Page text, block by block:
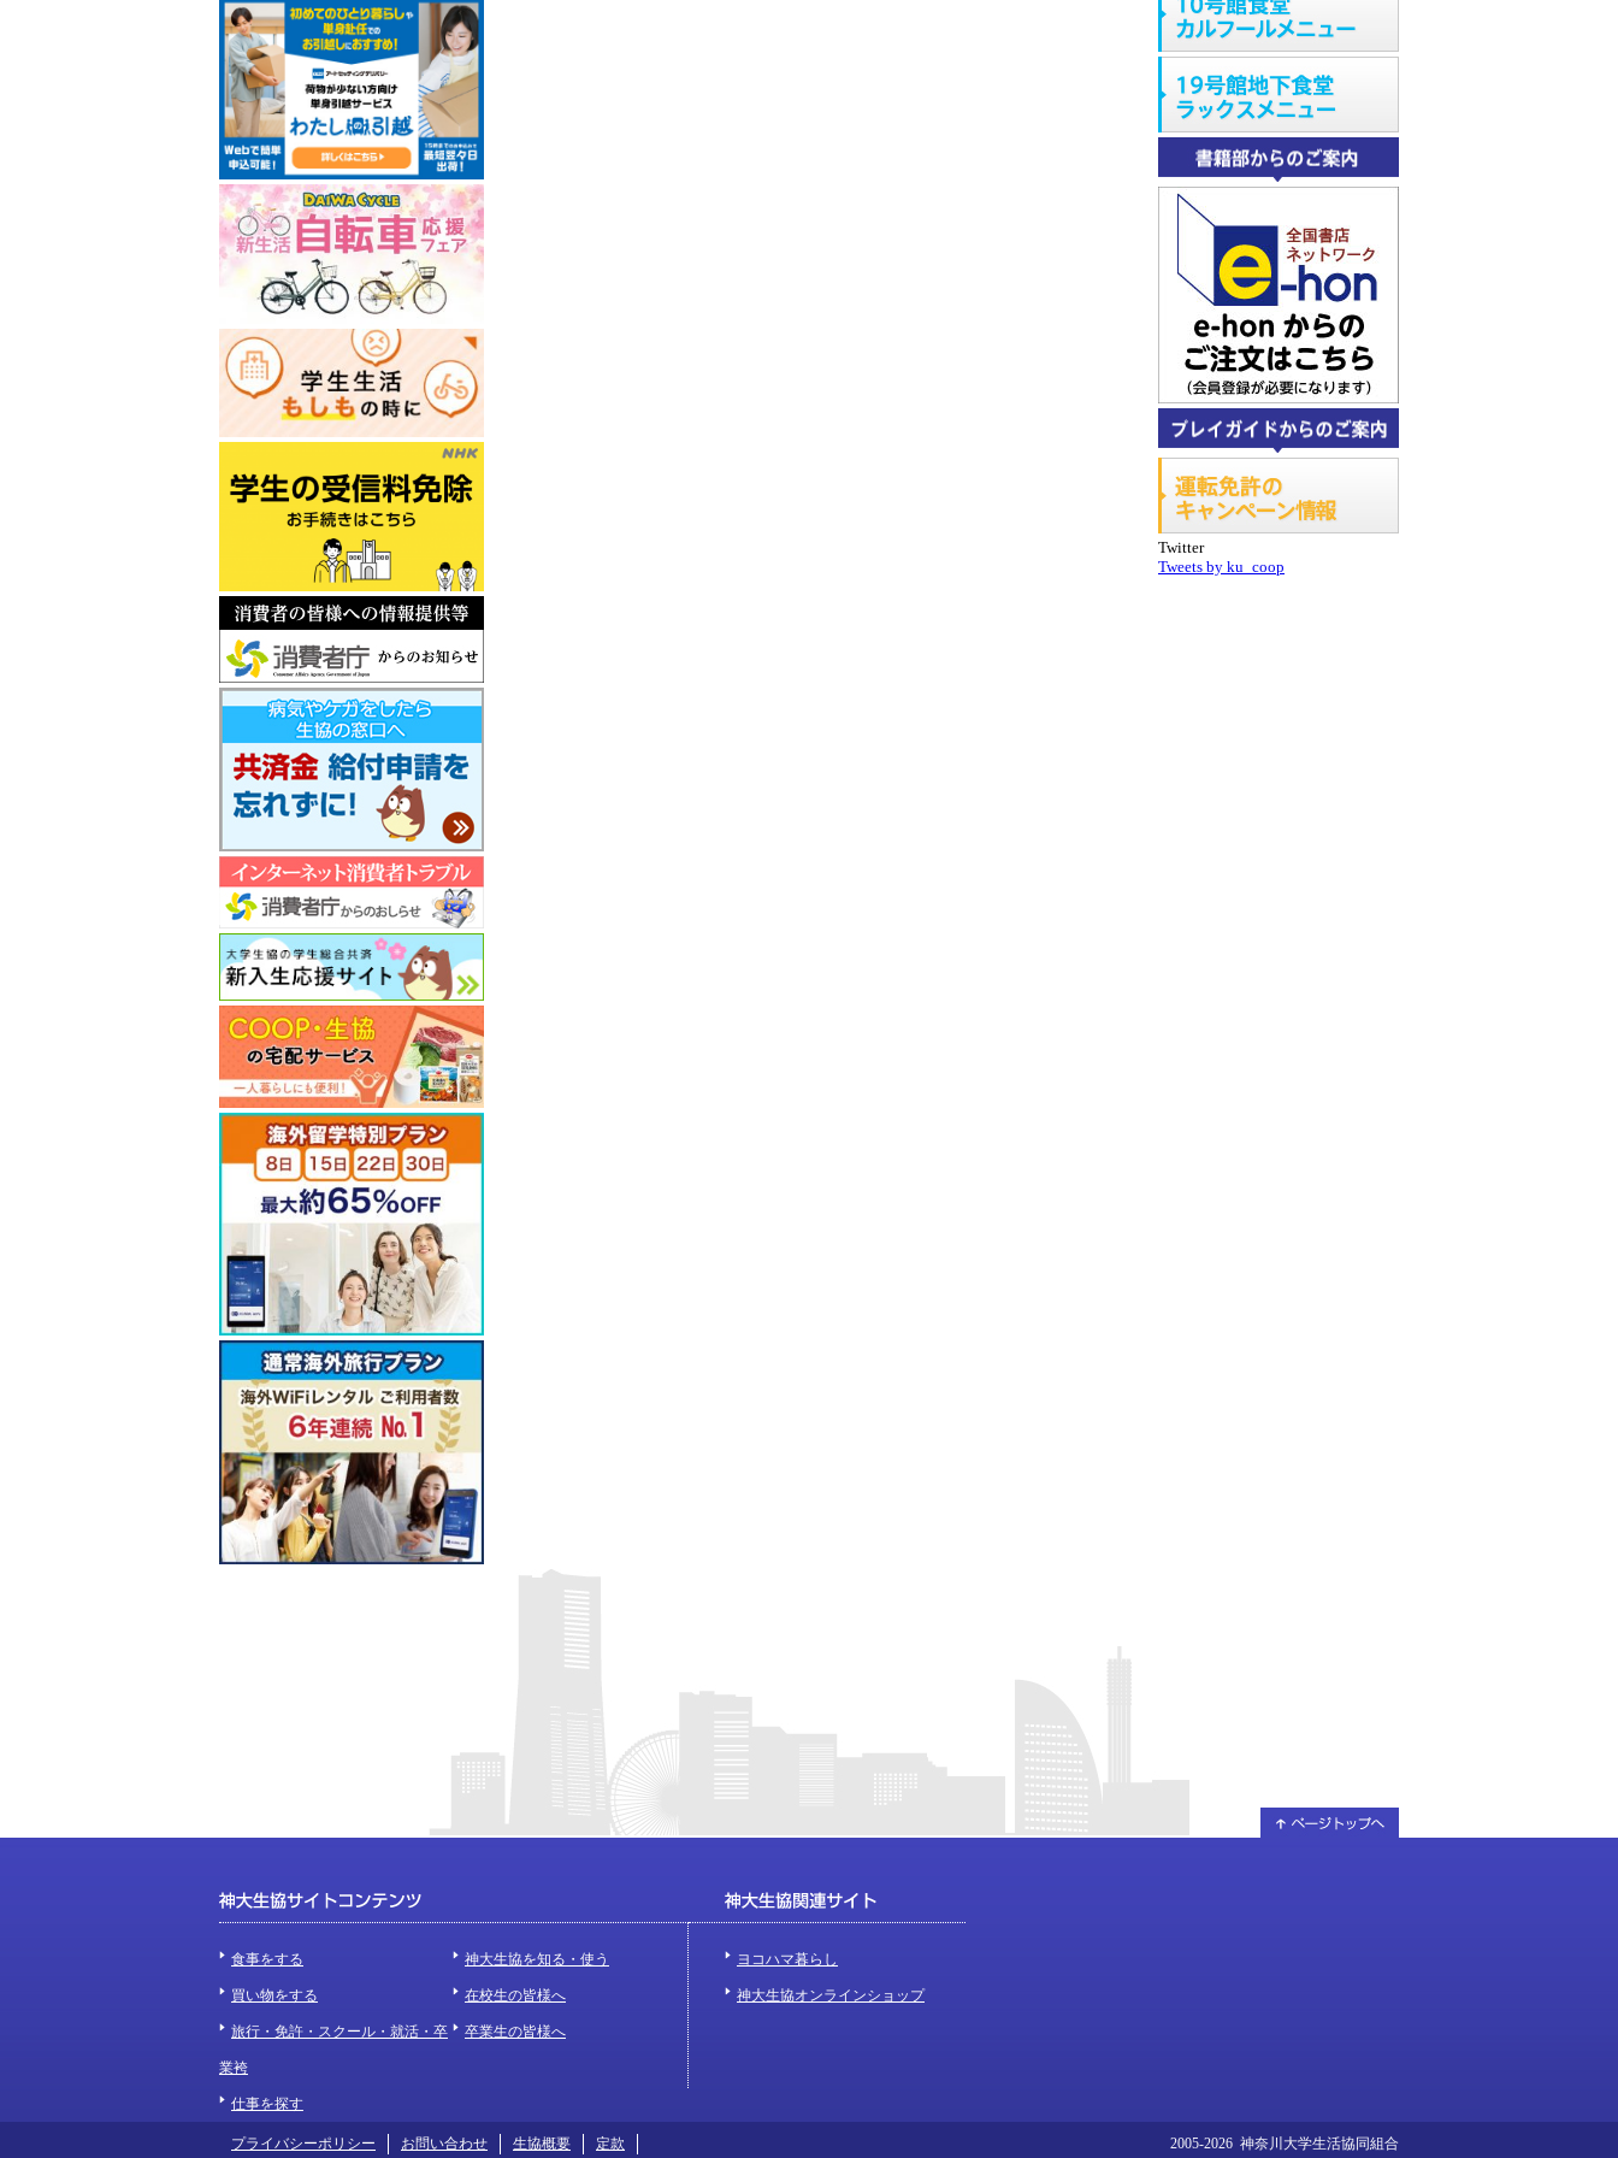
Twitter
Tweets by ku_coop
食事をする
買い物をする
旅行・免許・スクール・就活・卒
業袴
仕事を探す
神大生協を知る・使う
在校生の皆様へ
卒業生の皆様へ
ヨコハマ暮らし
神大生協オンラインショップ
プライバシーポリシー お問い合わせ 生協概要 定款 2005-2026 神奈川大学生活協同組合